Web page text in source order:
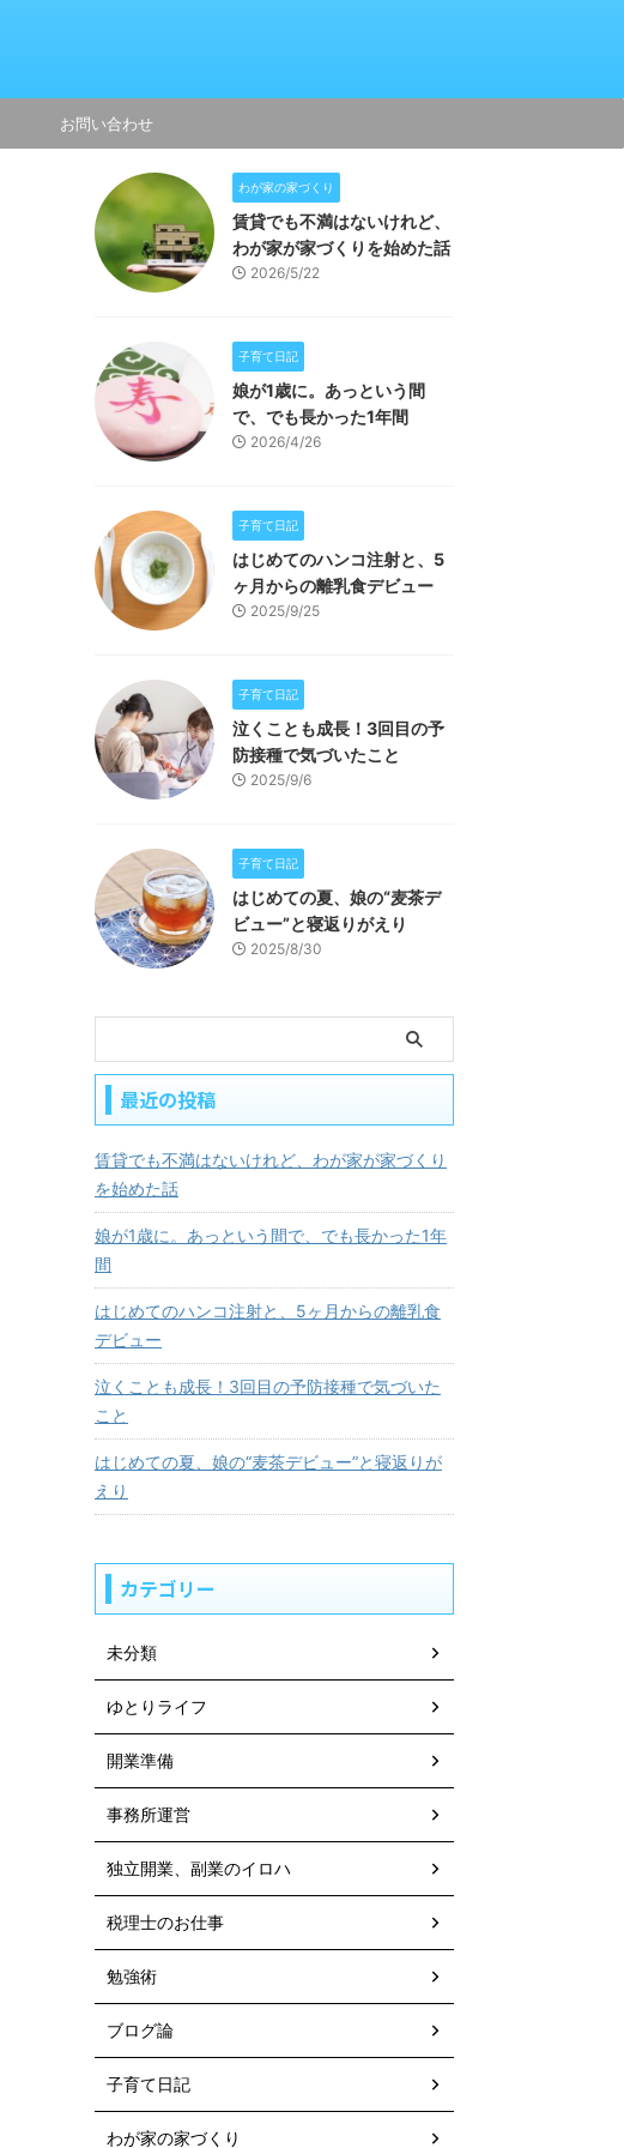
お問い合わせ
わが家の家づくり
賃貸でも不満はないけれど、
わが家が家づくりを始めた話
2026/5/22
子育て日記
娘が1歳に。あっという間
で、でも長かった1年間
2026/4/26
子育て日記
はじめてのハンコ注射と、5
ヶ月からの離乳食デビュー
2025/9/25
子育て日記
泣くことも成長！3回目の予
防接種で気づいたこと
2025/9/6
子育て日記
はじめての夏、娘の“麦茶デ
ビュー”と寝返りがえり
2025/8/30
最近の投稿
賃貸でも不満はないけれど、わが家が家づくり
を始めた話
娘が1歳に。あっという間で、でも長かった1年
間
はじめてのハンコ注射と、5ヶ月からの離乳食
デビュー
泣くことも成長！3回目の予防接種で気づいた
こと
はじめての夏、娘の“麦茶デビュー”と寝返りが
えり
カテゴリー
未分類
ゆとりライフ
開業準備
事務所運営
独立開業、副業のイロハ
税理士のお仕事
勉強術
ブログ論
子育て日記
わが家の家づくり